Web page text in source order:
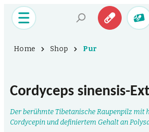
Home Shop Pur
Cordyceps sinensis-
Der berühmte Tibetanische Raupenpilz mit
Cordycepin und definiertem Gehalt an